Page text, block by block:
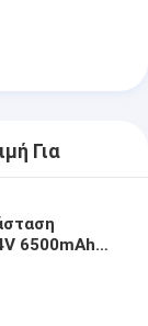
Για
6500mAh